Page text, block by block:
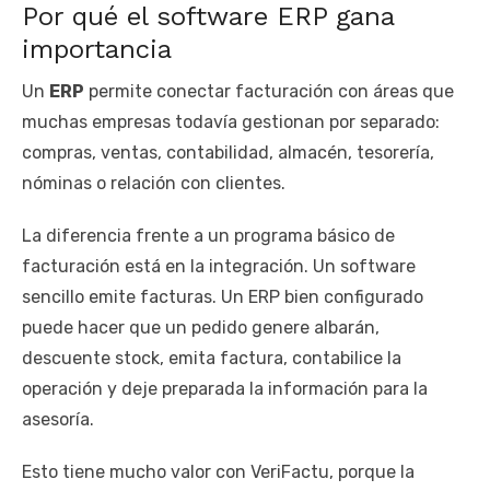
Por qué el software ERP gana
importancia
Un ERP permite conectar facturación con áreas que
muchas empresas todavía gestionan por separado:
compras, ventas, contabilidad, almacén, tesorería,
nóminas o relación con clientes.
La diferencia frente a un programa básico de
facturación está en la integración. Un software
sencillo emite facturas. Un ERP bien configurado
puede hacer que un pedido genere albarán,
descuente stock, emita factura, contabilice la
operación y deje preparada la información para la
asesoría.
Esto tiene mucho valor con VeriFactu, porque la